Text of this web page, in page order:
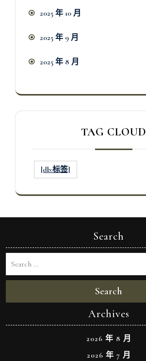
2025 年 10 月
2025 年 9 月
2025 年 8 月
TAG CLOUD
[db:标签]
Search
Search
Archives
2026 年 8 月
2026 年 7 月